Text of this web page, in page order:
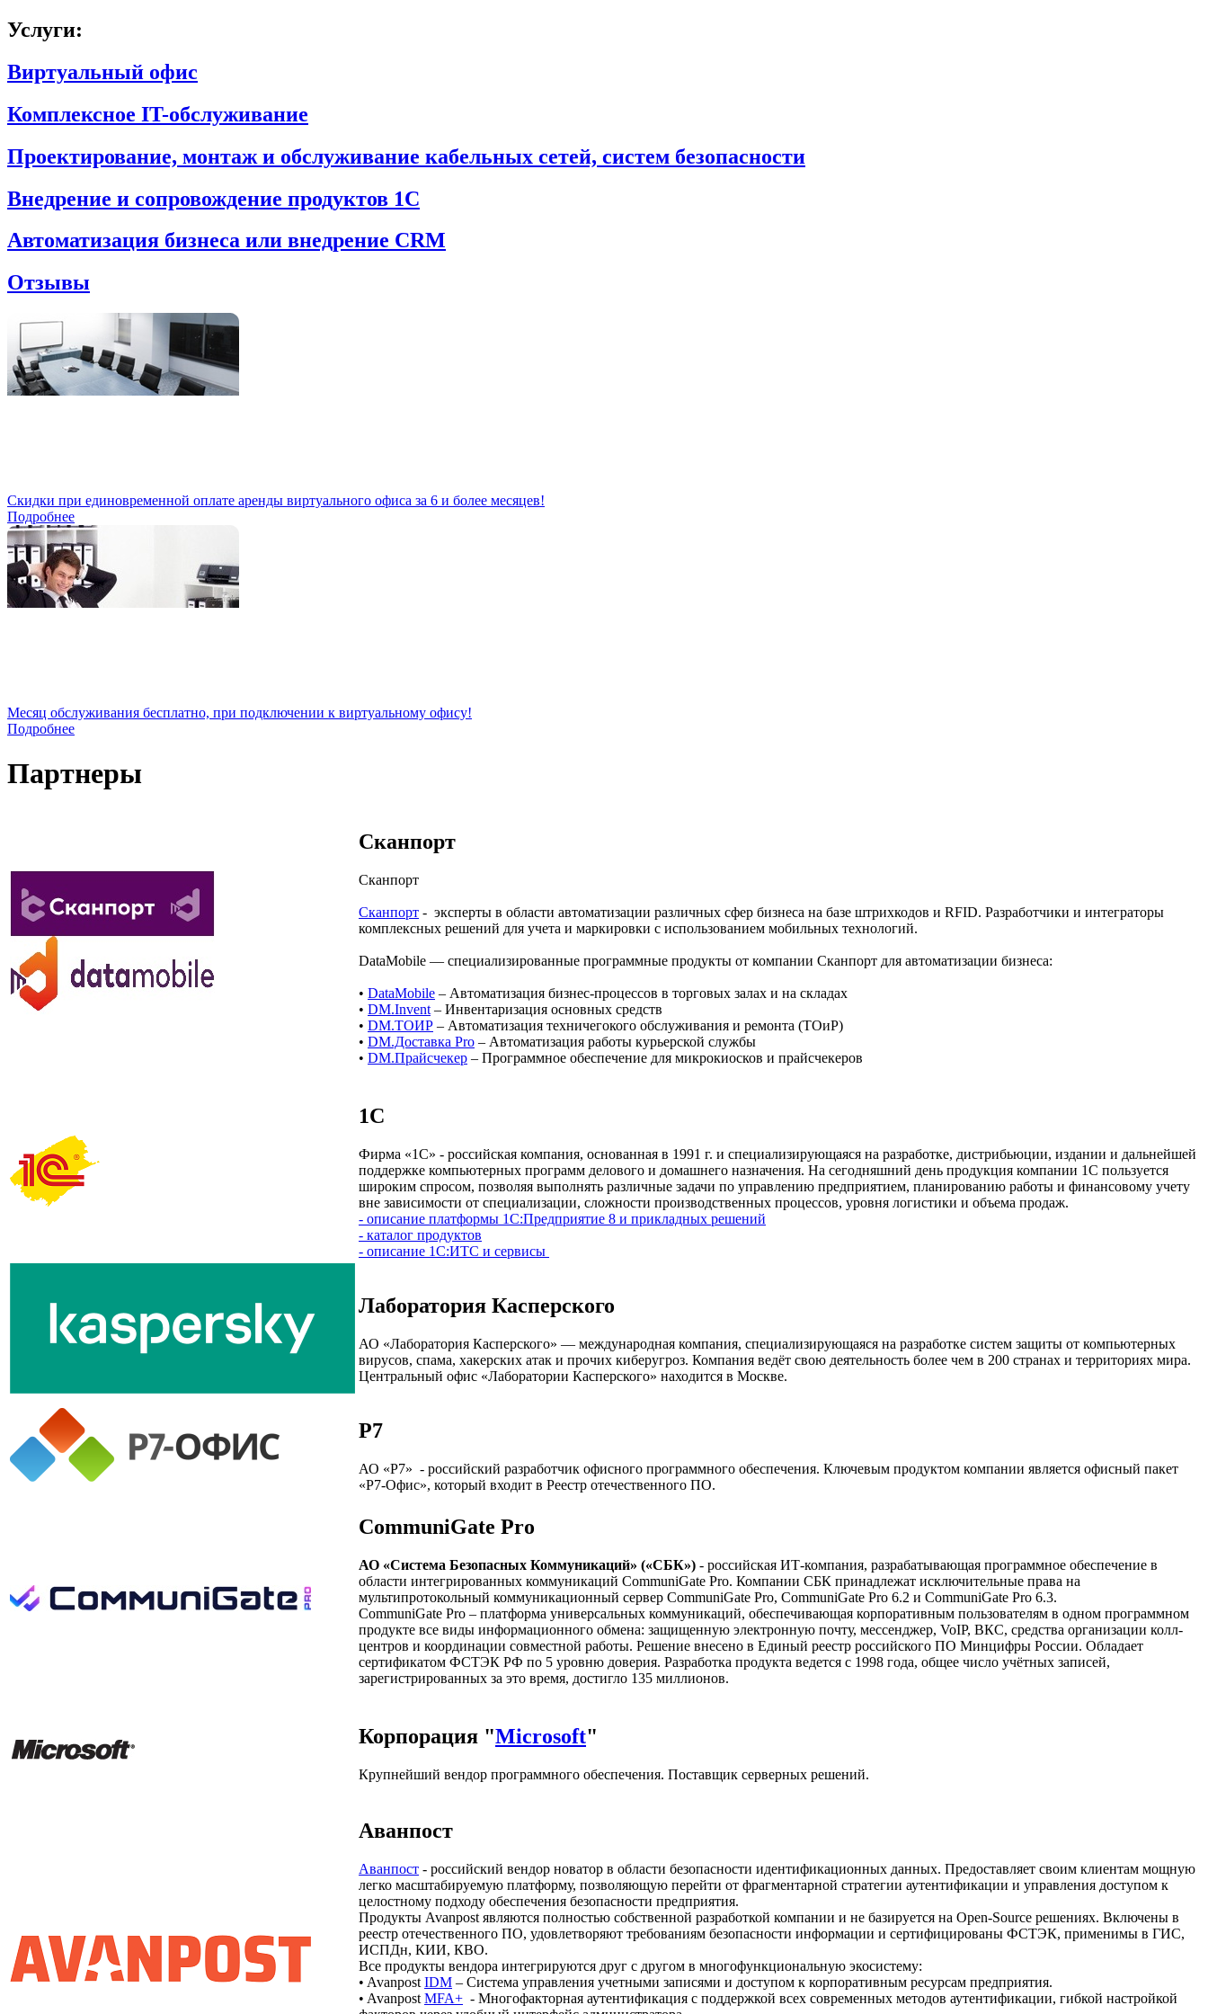
Услуги:
Виртуальный офис
Комплексное IT-обслуживание
Проектирование, монтаж и обслуживание кабельных сетей, систем безопасности
Внедрение и сопровождение продуктов 1С
Автоматизация бизнеса или внедрение CRM
Отзывы
Скидки при единовременной оплате аренды виртуального офиса за 6 и более месяцев!
Подробнее
Месяц обслуживания бесплатно, при подключении к виртуальному офису!
Подробнее
Партнеры
Сканпорт
Сканпорт
Сканпорт - эксперты в области автоматизации различных сфер бизнеса на базе штрихкодов и RFID. Разработчики и интеграторы
комплексных решений для учета и маркировки с использованием мобильных технологий.
DataMobile — специализированные программные продукты от компании Сканпорт для автоматизации бизнеса:
• DataMobile – Автоматизация бизнес-процессов в торговых залах и на складах
• DM.Invent – Инвентаризация основных средств
• DM.ТОИР – Автоматизация техничегокого обслуживания и ремонта (ТОиР)
• DM.Доставка Pro – Автоматизация работы курьерской службы
• DM.Прайсчекер – Программное обеспечение для микрокиосков и прайсчекеров
1C
Фирма «1С» - российская компания, основанная в 1991 г. и специализирующаяся на разработке, дистрибьюции, издании и дальнейшей
поддержке компьютерных программ делового и домашнего назначения. На сегодняшний день продукция компании 1С пользуется
широким спросом, позволяя выполнять различные задачи по управлению предприятием, планированию работы и финансовому учету
вне зависимости от специализации, сложности производственных процессов, уровня логистики и объема продаж.
- описание платформы 1С:Предприятие 8 и прикладных решений
- каталог продуктов
- описание 1С:ИТС и сервисы
Лаборатория Касперского
АО «Лаборатория Касперского» — международная компания, специализирующаяся на разработке систем защиты от компьютерных
вирусов, спама, хакерских атак и прочих киберугроз. Компания ведёт свою деятельность более чем в 200 странах и территориях мира.
Центральный офис «Лаборатории Касперского» находится в Москве.
Р7
АО «Р7» - российский разработчик офисного программного обеспечения. Ключевым продуктом компании является офисный пакет
«Р7-Офис», который входит в Реестр отечественного ПО.
CommuniGate Pro
АО «Система Безопасных Коммуникаций» («СБК») - российская ИТ-компания, разрабатывающая программное обеспечение в
области интегрированных коммуникаций CommuniGate Pro. Компании СБК принадлежат исключительные права на
мультипротокольный коммуникационный сервер CommuniGate Pro, CommuniGate Pro 6.2 и CommuniGate Pro 6.3.
CommuniGate Pro – платформа универсальных коммуникаций, обеспечивающая корпоративным пользователям в одном программном
продукте все виды информационного обмена: защищенную электронную почту, мессенджер, VoIP, ВКС, средства организации колл-
центров и координации совместной работы. Решение внесено в Единый реестр российского ПО Минцифры России. Обладает
сертификатом ФСТЭК РФ по 5 уровню доверия. Разработка продукта ведется с 1998 года, общее число учётных записей,
зарегистрированных за это время, достигло 135 миллионов.
Корпорация "Microsoft"
Крупнейший вендор программного обеспечения. Поставщик серверных решений.
Аванпост
Аванпост - российский вендор новатор в области безопасности идентификационных данных. Предоставляет своим клиентам мощную
легко масштабируемую платформу, позволяющую перейти от фрагментарной стратегии аутентификации и управления доступом к
целостному подходу обеспечения безопасности предприятия.
Продукты Avanpost являются полностью собственной разработкой компании и не базируется на Open-Source решениях. Включены в
реестр отечественного ПО, удовлетворяют требованиям безопасности информации и сертифицированы ФСТЭК, применимы в ГИС,
ИСПДн, КИИ, КВО.
Все продукты вендора интегрируются друг с другом в многофункциональную экосистему:
• Avanpost IDM – Система управления учетными записями и доступом к корпоративным ресурсам предприятия.
• Avanpost MFA+ - Многофакторная аутентификация с поддержкой всех современных методов аутентификации, гибкой настройкой